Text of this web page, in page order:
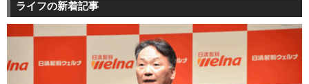
ライフの新着記事